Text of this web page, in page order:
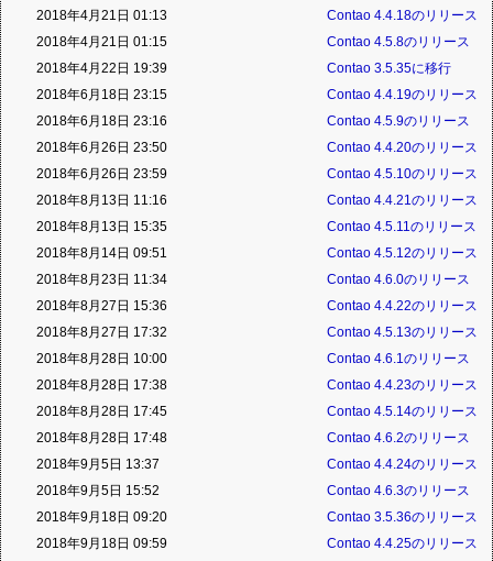
2018年4月21日 01:13
Contao 4.4.18のリリース
2018年4月21日 01:15
Contao 4.5.8のリリース
2018年4月22日 19:39
Contao 3.5.35に移行
2018年6月18日 23:15
Contao 4.4.19のリリース
2018年6月18日 23:16
Contao 4.5.9のリリース
2018年6月26日 23:50
Contao 4.4.20のリリース
2018年6月26日 23:59
Contao 4.5.10のリリース
2018年8月13日 11:16
Contao 4.4.21のリリース
2018年8月13日 15:35
Contao 4.5.11のリリース
2018年8月14日 09:51
Contao 4.5.12のリリース
2018年8月23日 11:34
Contao 4.6.0のリリース
2018年8月27日 15:36
Contao 4.4.22のリリース
2018年8月27日 17:32
Contao 4.5.13のリリース
2018年8月28日 10:00
Contao 4.6.1のリリース
2018年8月28日 17:38
Contao 4.4.23のリリース
2018年8月28日 17:45
Contao 4.5.14のリリース
2018年8月28日 17:48
Contao 4.6.2のリリース
2018年9月5日 13:37
Contao 4.4.24のリリース
2018年9月5日 15:52
Contao 4.6.3のリリース
2018年9月18日 09:20
Contao 3.5.36のリリース
2018年9月18日 09:59
Contao 4.4.25のリリース